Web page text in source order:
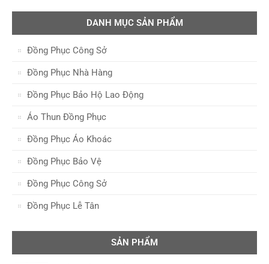
DANH MỤC SẢN PHẨM
Đồng Phục Công Sở
Đồng Phục Nhà Hàng
Đồng Phục Bảo Hộ Lao Động
Áo Thun Đồng Phục
Đồng Phục Áo Khoác
Đồng Phục Bảo Vệ
Đồng Phục Công Sở
Đồng Phục Lễ Tân
SẢN PHẨM